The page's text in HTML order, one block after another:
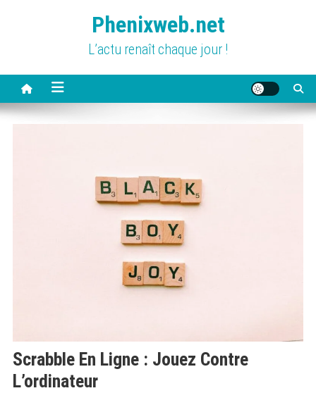
Phenixweb.net
L’actu renaît chaque jour !
Scrabble En Ligne : Jouez Contre
L’ordinateur